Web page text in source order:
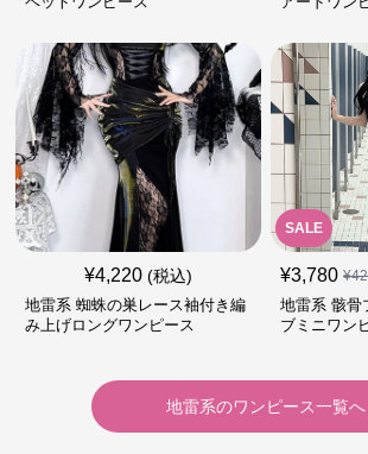
¥4,220 (税込)
地雷系 蜘蛛の巣レース袖付き編
み上げロングワンピース
SALE
¥3,780 ¥
地雷系 骸骨
ブミニワン
地雷系のワンピース一覧へ